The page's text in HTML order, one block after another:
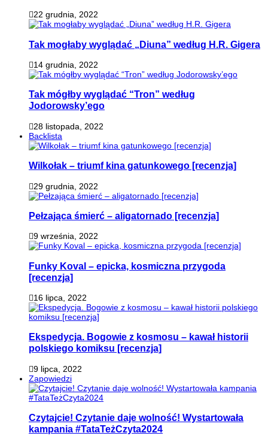
22 grudnia, 2022
Tak mogłaby wyglądać „Diuna” według H.R. Gigera
14 grudnia, 2022
Tak mógłby wyglądać “Tron” według
Jodorowsky’ego
28 listopada, 2022
Backlista
Wilkołak – triumf kina gatunkowego [recenzja]
29 grudnia, 2022
Pełzająca śmierć – aligatornado [recenzja]
9 września, 2022
Funky Koval – epicka, kosmiczna przygoda
[recenzja]
16 lipca, 2022
Ekspedycja. Bogowie z kosmosu – kawał historii
polskiego komiksu [recenzja]
9 lipca, 2022
Zapowiedzi
Czytajcie! Czytanie daje wolność! Wystartowała
kampania #TataTeżCzyta2024